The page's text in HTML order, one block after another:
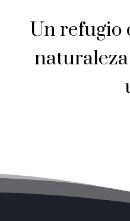
Un refugio
naturaleza